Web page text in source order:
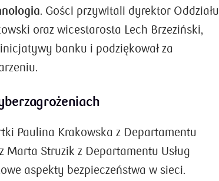
. Gości przywitali dyrektor Oddziału
oraz wicestarosta Lech Brzeziński,
banku i podziękował za
Paulina Krakowska z Departamentu
Marta Struzik z Departamentu Usług
aspekty bezpieczeństwa w sieci.